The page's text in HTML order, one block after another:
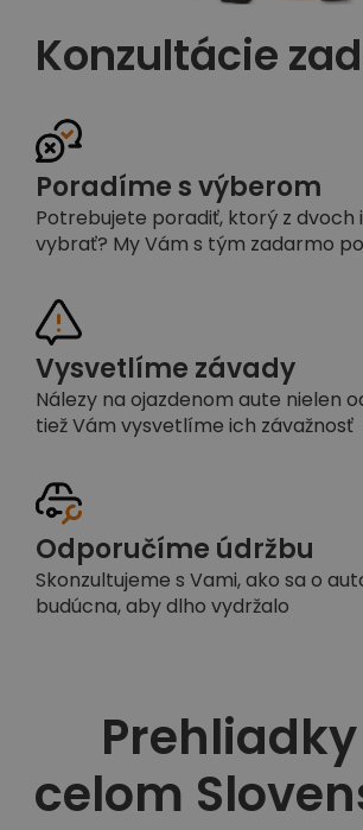
Konzultácie
Poradíme s výberom
Potrebujete poradiť, ktorý z dvoch
vybrať? My Vám s tým zadarmo
Vysvetlíme závady
Nálezy na ojazdenom aute nielen
tiež Vám vysvetlíme ich závažnosť
Odporučíme údržbu
Skonzultujeme s Vami, ako sa o
budúcna, aby dlho vydržalo
celom